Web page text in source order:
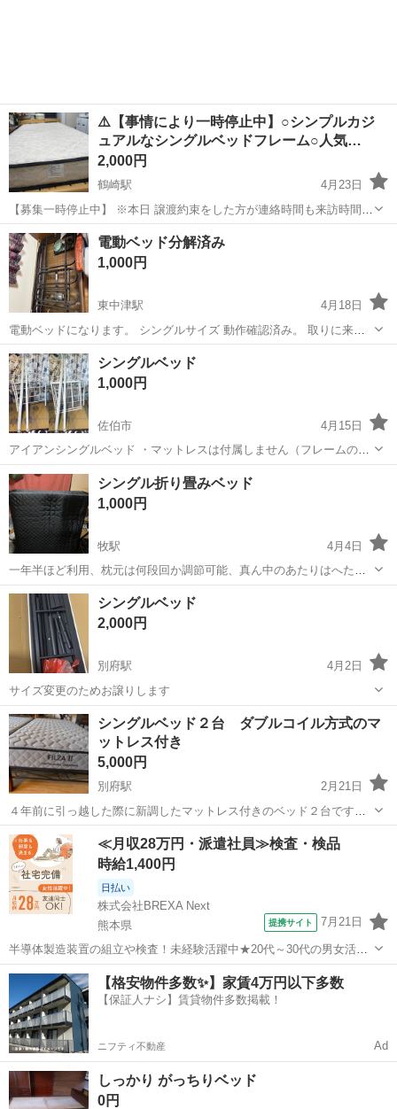
⚠️【事情により一時停止中】○シンプルカジ
ュアルなシングルベッドフレーム○人気…
2,000円
鶴崎駅
4月23日
【募集一時停止中】 ※本日 譲渡約束をした方が連絡時間も来訪時間も
守らない方でしたのでお取引中止させていただきました。ただ今も
【お取引停止中】にしております。4月26日 【購入時価格】ベッドフ
レーム1.5万円、マットレス2...
大分 大分市 鶴崎駅 ベッド
電動ベッド分解済み
1,000円
東中津駅
4月18日
電動ベッドになります。 シングルサイズ 動作確認済み。 取りに来や
すいように、分解しました。
大分 中津市 東中津駅 ベッド
シングルベッド
1,000円
佐伯市
4月15日
アイアンシングルベッド ・マットレスは付属しません（フレームの
み） 画像の通り分解済みです。 汚れや剥げなどが所々にあります。
現状お渡しになります。 自宅まで取りに来ていただける方のみ。
大分 佐伯市 ベッド アイアン
シングル折り畳みベッド
1,000円
牧駅
4月4日
一年半ほど利用、枕元は何段回か調節可能、真ん中のあたりはへた
れ？へこんでしまいます。マットレスや敷き布団を使えば改良されま
す。身体の問題で転倒など増えたので使用しなくなりました。取りに
来れる方お願い致します。
大分 大分市 牧駅 ベッド
シングルベッド
2,000円
別府駅
4月2日
サイズ変更のためお譲りします
大分 別府市 別府駅 ベッド 譲り
シングルベッド２台 ダブルコイル方式のマ
ットレス付き
5,000円
別府駅
2月21日
４年前に引っ越した際に新調したマットレス付きのベッド２台です。
ベッドは黒い鉄製でほとんど無傷です。 マットレスはダブルコイル方
式の高級品ですが、夫婦とも高齢で腰痛持ちの為 マットレスの上にク
ッション性の高い低反発ウレ...
大分 別府市 別府駅 ベッド ダブル
≪月収28万円・派遣社員≫検査・検品
時給1,400円
日払い
株式会社BREXA Next
熊本県
提携サイト 7月21日
半導体製造装置の組立や検査！未経験活躍中★20代～30代の男女活躍
中★ワンルーム寮完備！赴任旅費会社負担！マイカー通勤OK！無料駐
車場あり！正社員登用あり！《熊本県菊池郡大津町》 人気の工場のお
仕事 ◇半導体製造装置の組立...
熊本 その他
【格安物件多数✨】家賃4万円以下多数
【保証人ナシ】賃貸物件多数掲載！
ニフティ不動産 Ad
しっかり がっちりベッド
0円